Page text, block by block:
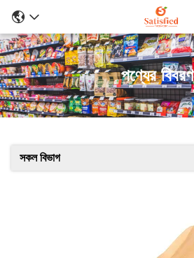
পণ্যের বিবরণ
সকল বিভাগ